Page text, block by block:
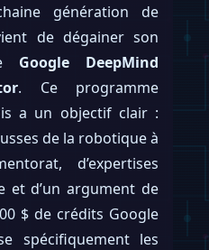
génération de
de dégainer son
Google DeepMind
. Ce programme
a un objectif clair :
de la robotique à
d’expertises
et d’un argument de
$ de crédits Google
spécifiquement les